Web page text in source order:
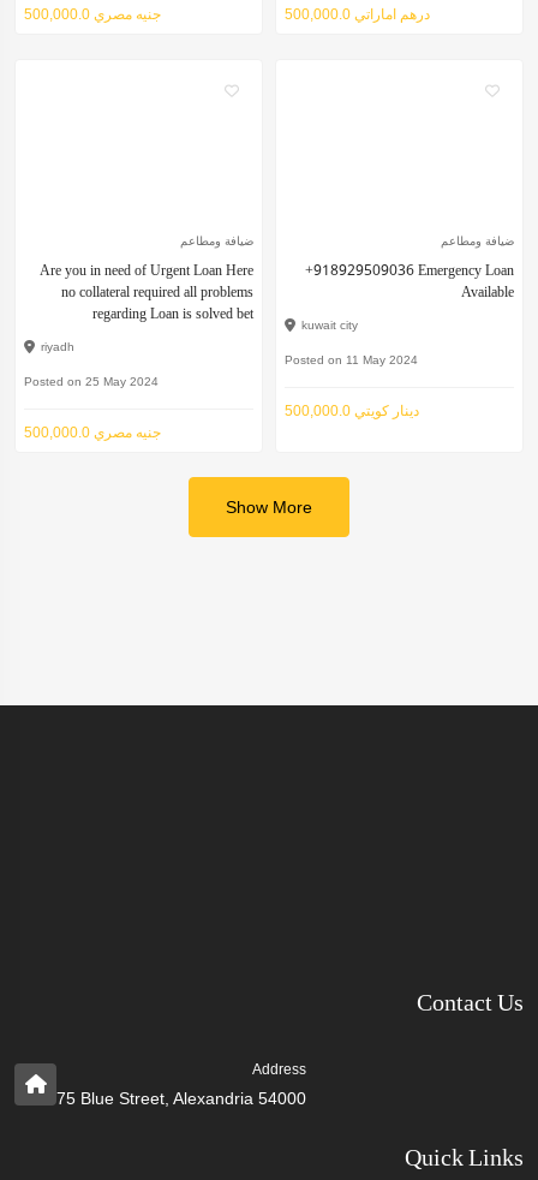
500,000.0 جنيه مصري 500,000.0 درهم اماراتي
ضيافة ومطاعم
Are you in need of Urgent Loan Here
no collateral required all problems
regarding Loan is solved bet
riyadh
Posted on 25 May 2024
500,000.0 جنيه مصري
ضيافة ومطاعم
+918929509036 Emergency Loan
Available
kuwait city
Posted on 11 May 2024
500,000.0 دينار كويتي
Show More
Contact Us
Address
75 Blue Street, Alexandria 54000
Quick Links